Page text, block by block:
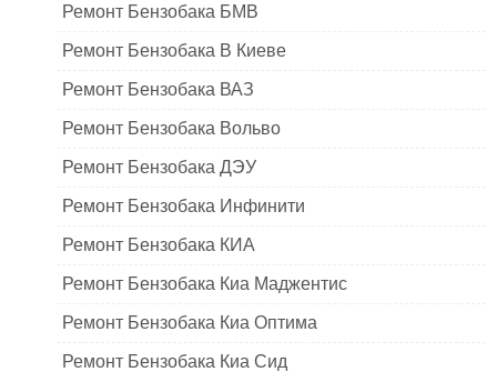
Ремонт Бензобака БМВ
Ремонт Бензобака В Киеве
Ремонт Бензобака ВАЗ
Ремонт Бензобака Вольво
Ремонт Бензобака ДЭУ
Ремонт Бензобака Инфинити
Ремонт Бензобака КИА
Ремонт Бензобака Киа Маджентис
Ремонт Бензобака Киа Оптима
Ремонт Бензобака Киа Сид